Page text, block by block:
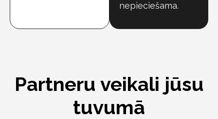
nepieciešama.
Partneru veikali jūsu
tuvumā